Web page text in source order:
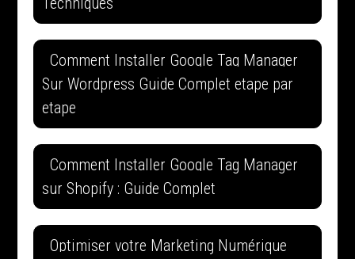
Comment Installer Google Tag Manager
Sur Wordpress Guide Complet etape par
etape
Comment Installer Google Tag Manager
sur Shopify : Guide Complet
Optimiser votre Marketing Numérique